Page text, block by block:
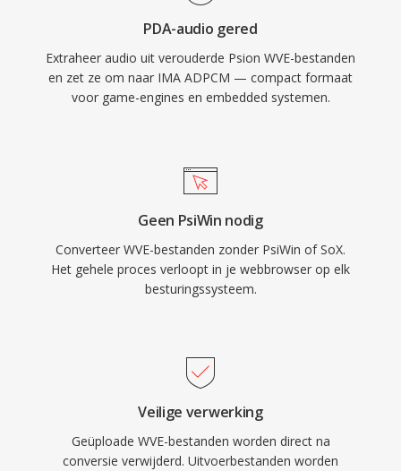
PDA-audio gered
Extraheer audio uit verouderde Psion WVE-bestanden
en zet ze om naar IMA ADPCM — compact formaat
voor game-engines en embedded systemen.
Geen PsiWin nodig
Converteer WVE-bestanden zonder PsiWin of SoX.
Het gehele proces verloopt in je webbrowser op elk
besturingssysteem.
Veilige verwerking
Geüploade WVE-bestanden worden direct na
conversie verwijderd. Uitvoerbestanden worden